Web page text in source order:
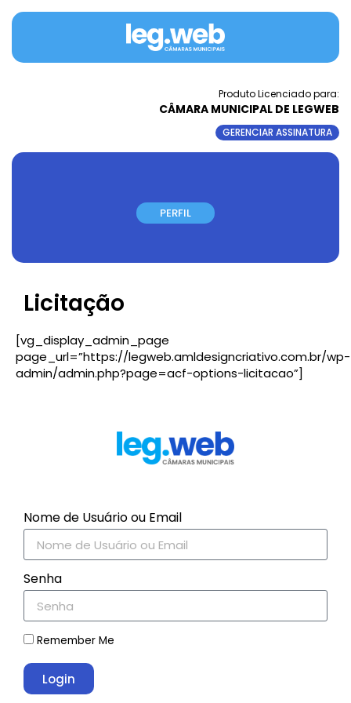
Produto Licenciado para:
CÂMARA MUNICIPAL DE LEGWEB
GERENCIAR ASSINATURA
PERFIL
Licitação
[vg_display_admin_page
page_url=”https://legweb.amldesigncriativo.com.br/wp-
admin/admin.php?page=acf-options-licitacao”]
Nome de Usuário ou Email
Senha
Remember Me
Login